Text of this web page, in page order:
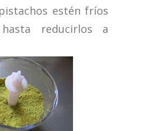
estén fríos
reducirlos a